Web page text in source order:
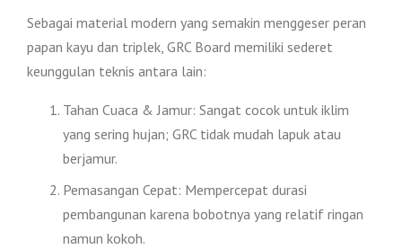
Sebagai material modern yang semakin menggeser peran
papan kayu dan triplek, GRC Board memiliki sederet
keunggulan teknis antara lain:
Tahan Cuaca & Jamur: Sangat cocok untuk iklim
yang sering hujan; GRC tidak mudah lapuk atau
berjamur.
Pemasangan Cepat: Mempercepat durasi
pembangunan karena bobotnya yang relatif ringan
namun kokoh.